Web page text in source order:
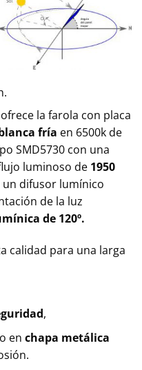
la farola con placa
fría en 6500k de
SMD5730 con una
luminoso de 1950
un difusor lumínico
de la luz
de 120º.
calidad para una larga
,
en chapa metálica